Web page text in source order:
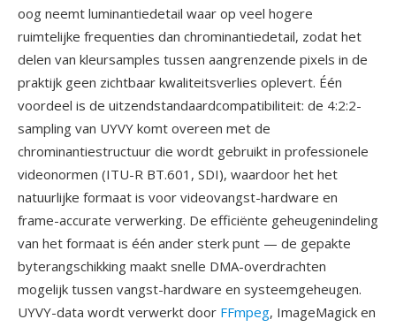
oog neemt luminantiedetail waar op veel hogere
ruimtelijke frequenties dan chrominantiedetail, zodat het
delen van kleursamples tussen aangrenzende pixels in de
praktijk geen zichtbaar kwaliteitsverlies oplevert. Één
voordeel is de uitzendstandaardcompatibiliteit: de 4:2:2-
sampling van UYVY komt overeen met de
chrominantiestructuur die wordt gebruikt in professionele
videonormen (ITU-R BT.601, SDI), waardoor het het
natuurlijke formaat is voor videovangst-hardware en
frame-accurate verwerking. De efficiënte geheugenindeling
van het formaat is één ander sterk punt — de gepakte
byterangschikking maakt snelle DMA-overdrachten
mogelijk tussen vangst-hardware en systeemgeheugen.
UYVY-data wordt verwerkt door FFmpeg, ImageMagick en